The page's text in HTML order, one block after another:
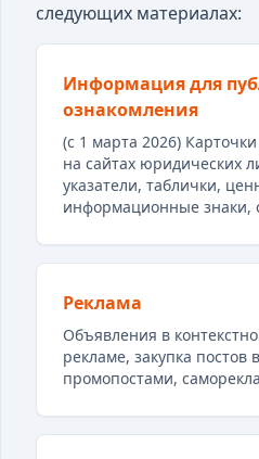
следующих материалах:
Информация для
ознакомления
(с 1 марта 2026)
на сайтах юридических
указатели, таблички,
информационные знаки,
Реклама
Объявления в
рекламе, закупка постов
промопостами,